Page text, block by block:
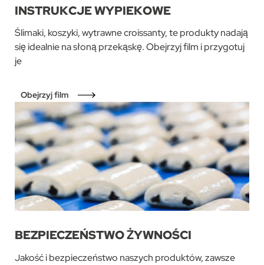
INSTRUKCJE WYPIEKOWE
Ślimaki, koszyki, wytrawne croissanty, te produkty nadają
się idealnie na słoną przekąskę. Obejrzyj film i przygotuj
je
Obejrzyj film
BEZPIECZEŃSTWO ŻYWNOŚCI
Jakość i bezpieczeństwo naszych produktów, zawsze